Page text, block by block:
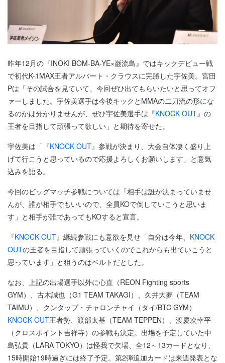
昨年12月の『INOKI BOM-BA-YE×巌流島』ではキックデビュー戦
で初代K-1MAX王者アルバート・クラウスに完勝した宇佐美。宮田
Pは「その試合を見ていて、今回ぜひ出てもらいたいと思ってオフ
ァーしました。宇佐美選手は今後キックとMMAの二刀流の形にな
るのかは分かりませんが、ぜひ宇佐美選手は『KNOCK OUT』の
王者を目指して頑張って欲しい」と期待を寄せた。
宇佐美は「『KNOCK OUT』参戦が決まり、大会自体凄く盛り上
げて行こうと思っているので応援よろしくお願いします」と意気
込みを語る。
今回のビッグマッチ参戦については「相手は誰か決まっていませ
んが、誰が相手でもいいので、全員KOで倒していこうと思いま
す」と相手が誰であってもKOすると宣言。
『KNOCK OUT』継続参戦にも意欲を見せ「自分は今年、 KNOCK
OUTの王者を目指して頑張っていくのでこれからも出ていこうと
思っています」と狙うのはベルトだとした。
なお、上記の出場選手以外に心直（REON Fighting sports
GYM）、古木誠也（G1 TEAM TAKAGI）、久井大夢（TEAM
TAIMU）、クンタップ・チャロンチャイ（タイ/BTC GYM）
KNOCK OUT王者勢、渡部太基（TEAM TEPPEN）、渡慶次幸平
（クロスポイント吉祥寺）の参戦も決定。出場を予定していた中
島弘貴（LARA TOKYO）は怪我で欠場、全12～13カードとなり、
15時開始19時過ぎには終了予定。第2弾追加カードは来週発表とな